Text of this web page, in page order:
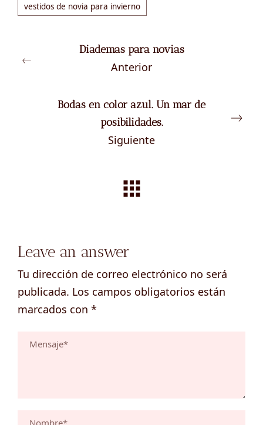
vestidos de novia para invierno
Diademas para novias
Anterior
Bodas en color azul. Un mar de
posibilidades.
Siguiente
Leave an answer
Tu dirección de correo electrónico no será
publicada. Los campos obligatorios están
marcados con *